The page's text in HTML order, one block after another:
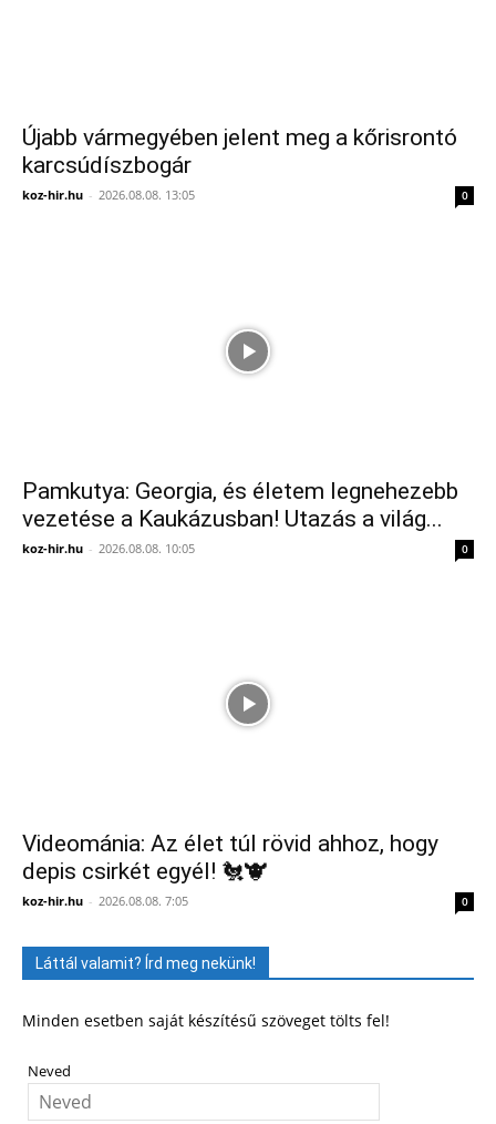
Újabb vármegyében jelent meg a kőrisrontó
karcsúdíszbogár
koz-hir.hu - 2026.08.08. 13:05 0
Pamkutya: Georgia, és életem legnehezebb
vezetése a Kaukázusban! Utazás a világ...
koz-hir.hu - 2026.08.08. 10:05 0
Videománia: Az élet túl rövid ahhoz, hogy
depis csirkét egyél! 🐔🐮
koz-hir.hu - 2026.08.08. 7:05 0
Láttál valamit? Írd meg nekünk!
Minden esetben saját készítésű szöveget tölts fel!
Neved